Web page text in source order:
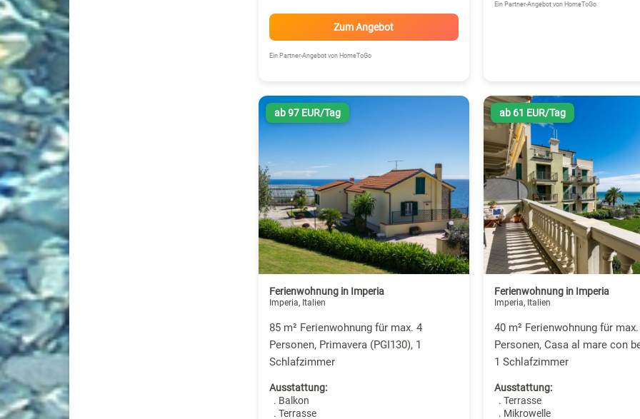
Zum Angebot
Ein Partner-Angebot von HomeToGo
Ein Partner-Angebot von HomeToGo
ab 97 EUR/Tag
Ferienwohnung in Imperia
Imperia, Italien
85 m² Ferienwohnung für max. 4
Personen, Primavera (PGI130), 1
Schlafzimmer
Ausstattung:
. Balkon
. Terrasse
ab 61 EUR/Tag
Ferienwohnung in Imperia
Imperia, Italien
40 m² Ferienwohnung für
Personen, Casa al mare con
1 Schlafzimmer
Ausstattung:
. Terrasse
. Mikrowelle